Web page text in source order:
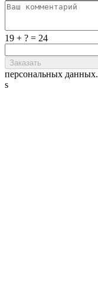
19 + ? = 24
персональных данных.
s